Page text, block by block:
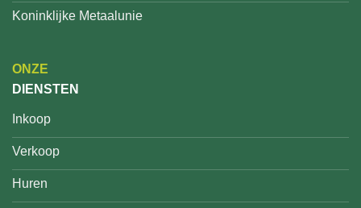
Koninklijke Metaalunie
ONZE
DIENSTEN
Inkoop
Verkoop
Huren